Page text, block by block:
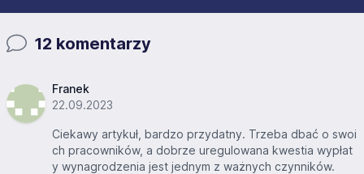
12 komentarzy
Franek
22.09.2023
Ciekawy artykuł, bardzo przydatny. Trzeba dbać o swoi
ch pracowników, a dobrze uregulowana kwestia wypłat
y wynagrodzenia jest jednym z ważnych czynników.